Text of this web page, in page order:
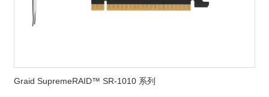
Graid SupremeRAID™ SR-1010 系列